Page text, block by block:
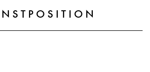
Acrylbilder, Grafiken und